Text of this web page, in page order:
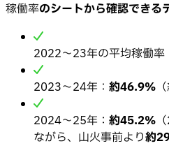
稼働率のシートから確認できる
2022〜23年の平均稼働率
2023〜24年： 約46.9%
2024〜25年： 約45.2%
ながら、山火事前より約